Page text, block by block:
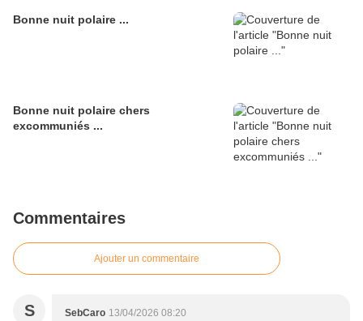
Bonne nuit polaire ...
Bonne nuit polaire chers
excommuniés ...
Commentaires
Ajouter un commentaire
S SebCaro 13/04/2026 08:20